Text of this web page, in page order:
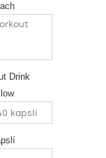
Drink